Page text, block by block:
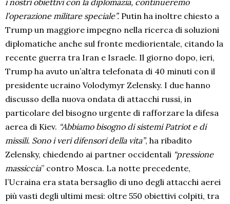
i nostri obiettivi con la diplomazia, continueremo
l’operazione militare speciale”. Putin ha inoltre chiesto a
Trump un maggiore impegno nella ricerca di soluzioni
diplomatiche anche sul fronte mediorientale, citando la
recente guerra tra Iran e Israele. Il giorno dopo, ieri,
Trump ha avuto un’altra telefonata di 40 minuti con il
presidente ucraino Volodymyr Zelensky. I due hanno
discusso della nuova ondata di attacchi russi, in
particolare del bisogno urgente di rafforzare la difesa
aerea di Kiev. “Abbiamo bisogno di sistemi Patriot e di
missili. Sono i veri difensori della vita”, ha ribadito
Zelensky, chiedendo ai partner occidentali “pressione
massiccia” contro Mosca. La notte precedente,
l’Ucraina era stata bersaglio di uno degli attacchi aerei
più vasti degli ultimi mesi: oltre 550 obiettivi colpiti, tra